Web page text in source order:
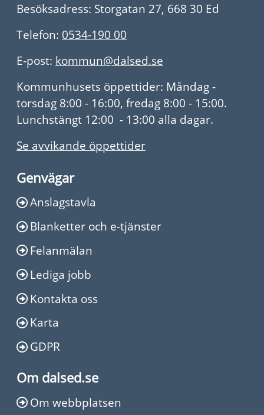
Besöksadress: Storgatan 27, 668 30 Ed
Telefon: 0534-190 00
E-post: kommun@dalsed.se
Kommunhusets öppettider: Måndag -
torsdag 8:00 - 16:00, fredag 8:00 - 15:00.
Lunchstängt 12:00 - 13:00 alla dagar.
Se avvikande öppettider
Genvägar
Anslagstavla
Blanketter och e-tjänster
Felanmälan
Lediga jobb
Kontakta oss
Karta
GDPR
Om dalsed.se
Om webbplatsen